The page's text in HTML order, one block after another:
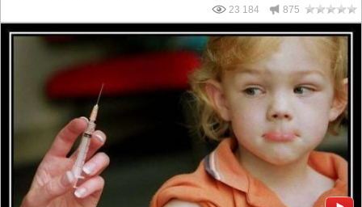
23 184 875